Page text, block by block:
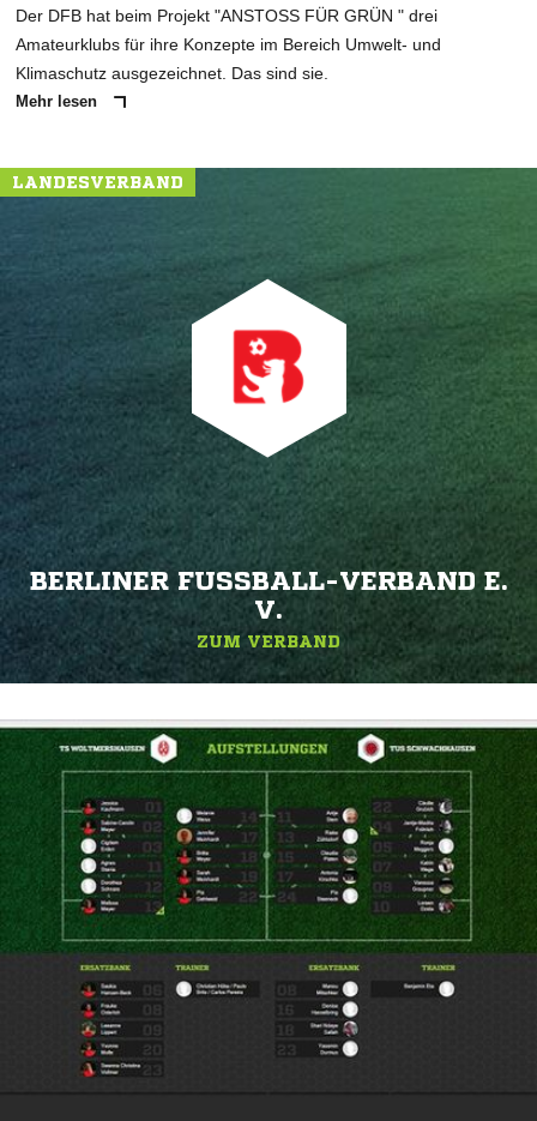
Der DFB hat beim Projekt "ANSTOSS FÜR GRÜN " drei
Amateurklubs für ihre Konzepte im Bereich Umwelt- und
Klimaschutz ausgezeichnet. Das sind sie.
Mehr lesen
LANDESVERBAND
BERLINER FUSSBALL-VERBAND E. V
.
ZUM VERBAND